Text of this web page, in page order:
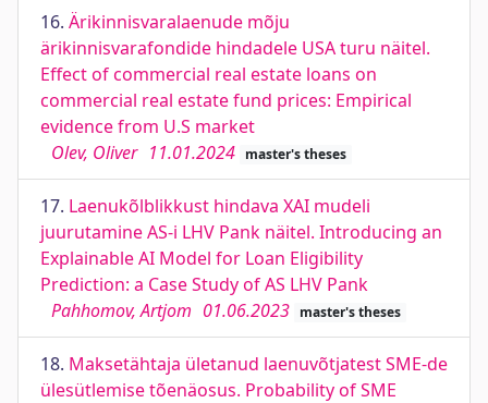
16. Ärikinnisvaralaenude mõju
ärikinnisvarafondide hindadele USA turu näitel.
Effect of commercial real estate loans on
commercial real estate fund prices: Empirical
evidence from U.S market
Olev, Oliver 11.01.2024 master's theses
17. Laenukõlblikkust hindava XAI mudeli
juurutamine AS-i LHV Pank näitel. Introducing an
Explainable AI Model for Loan Eligibility
Prediction: a Case Study of AS LHV Pank
Pahhomov, Artjom 01.06.2023 master's theses
18. Maksetähtaja ületanud laenuvõtjatest SME-de
ülesütlemise tõenäosus. Probability of SME